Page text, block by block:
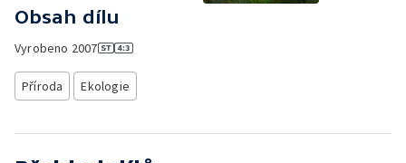
Obsah dílu
Vyrobeno 2007
Příroda Ekologie